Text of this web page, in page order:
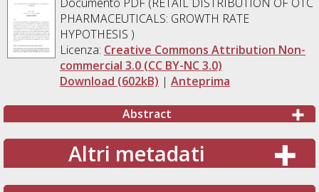
PHARMACEUTICALS: GROWTH RATE
HYPOTHESIS )
Licenza: Creative Commons Attribution Non-
commercial 3.0 (CC BY-NC 3.0)
Download (602kB) | Anteprima
Abstract
Altri metadati